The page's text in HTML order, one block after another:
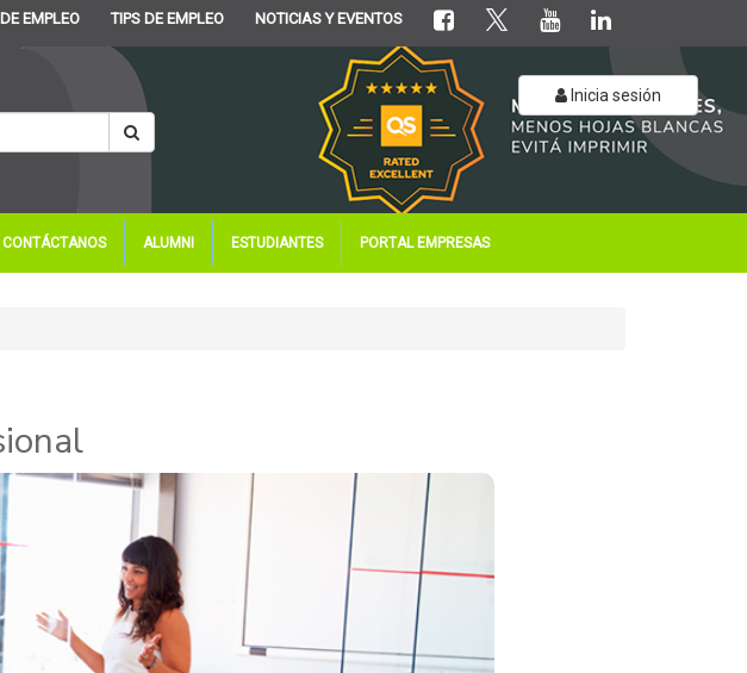
EMPLEO TIPS DE EMPLEO NOTICIAS Y EVENTOS
Inicia sesión
CONTÁCTANOS ALUMNI ESTUDIANTES PORTAL EMPRESAS